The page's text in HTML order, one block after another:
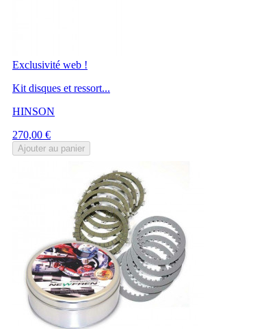
Exclusivité web !
Kit disques et ressort...
HINSON
Prix
270,00 €
Ajouter au panier